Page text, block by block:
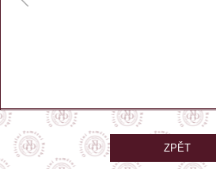
GPS: 40.621933, -0.09927 ZPĚT